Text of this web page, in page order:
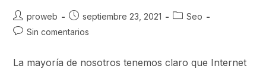
proweb septiembre 23, 2021
Seo
Sin comentarios
La mayoría de nosotros tenemos claro que Internet